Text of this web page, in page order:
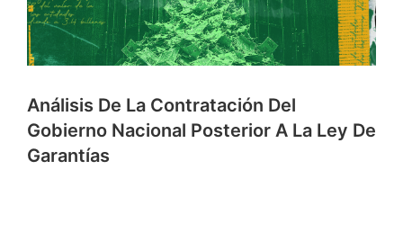
Análisis De La Contratación Del
Gobierno Nacional Posterior A La Ley De
Garantías